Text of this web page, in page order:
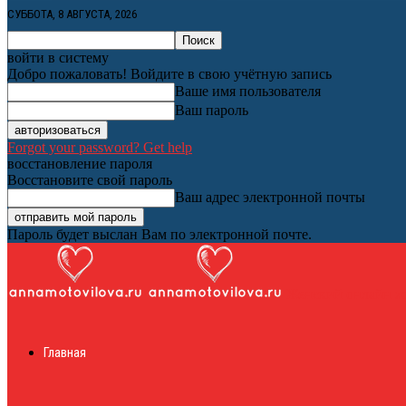
СУББОТА, 8 АВГУСТА, 2026
войти в систему
Добро пожаловать! Войдите в свою учётную запись
Ваше имя пользователя
Ваш пароль
Forgot your password? Get help
восстановление пароля
Восстановите свой пароль
Ваш адрес электронной почты
Пароль будет выслан Вам по электронной почте.
Главная